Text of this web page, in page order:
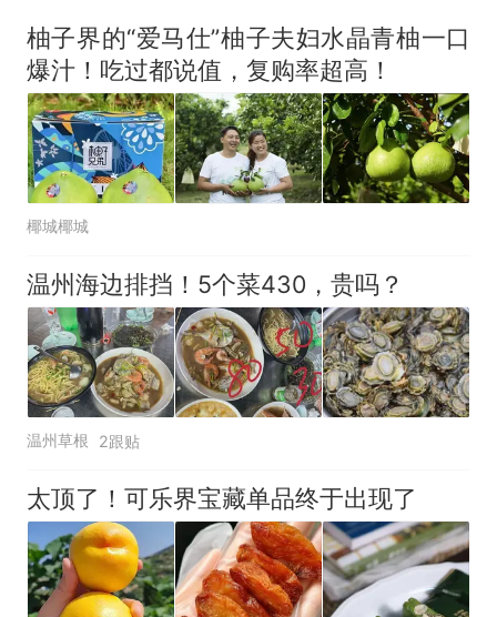
似南京大学数院院长辞职信流
传，院方回应：喻良教授已卸
任院长一职，不清楚辞职信来
源；曾用手绘图做头像
柚子界的“爱马仕”柚子夫妇水晶青柚一口
爆汁！吃过都说值，复购率超高！
椰城椰城
温州海边排挡！5个菜430，贵吗？
温州草根 2跟贴
太顶了！可乐界宝藏单品终于出现了